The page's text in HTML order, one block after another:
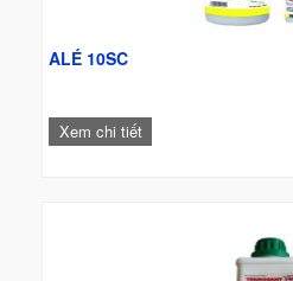
ALÉ 10SC
Xem chi tiết